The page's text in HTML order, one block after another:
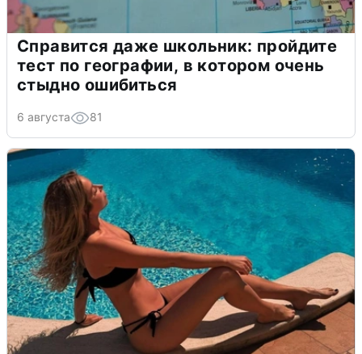
Справится даже школьник: пройдите
тест по географии, в котором очень
стыдно ошибиться
6 августа 81